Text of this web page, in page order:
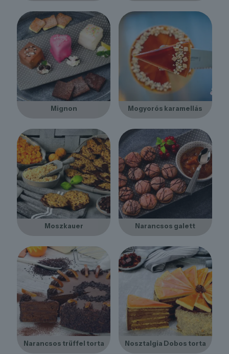
Mignon Mogyorós karamellás
Moszkauer Narancsos galett
Narancsos trüffel torta Nosztalgia Dobos torta